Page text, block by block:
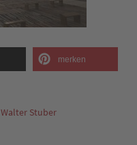
merken
Walter Stuber